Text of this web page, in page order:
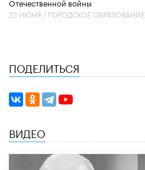
22 ИЮНЯ / ГОРОДСКОЕ ОБРАЗОВАНИЕ
ПОДЕЛИТЬСЯ
ВИДЕО